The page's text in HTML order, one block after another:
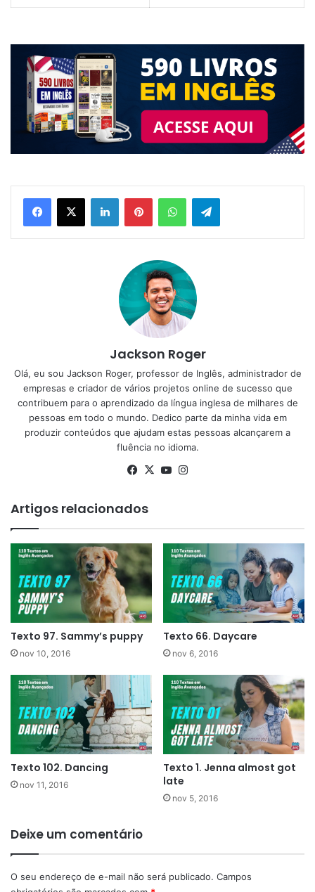
LinkedinPinterestWhatsAppTelegram
Jackson Roger
Olá, eu sou Jackson Roger, professor de Inglês, administrador de
empresas e criador de vários projetos online de sucesso que
contribuem para o aprendizado da língua inglesa de milhares de
pessoas em todo o mundo. Dedico parte da minha vida em
produzir conteúdos que ajudam estas pessoas alcançarem a
fluência no idioma.
Facebook
X YouTube
Artigos relacionados
Texto 97. Sammy’s puppy
nov 10, 2016
Texto 66. Daycare
nov 6, 2016
Texto 102. Dancing
nov 11, 2016
Texto 1. Jenna almost got
late
nov 5, 2016
Deixe um comentário
O seu endereço de e-mail não será publicado. Campos